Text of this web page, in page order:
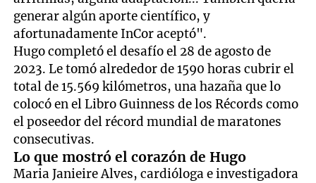
generar algún aporte científico, y
afortunadamente InCor aceptó".
Hugo completó el desafío el 28 de agosto de
2023. Le tomó alrededor de 1590 horas cubrir el
total de 15.569 kilómetros, una hazaña que lo
colocó en el Libro Guinness de los Récords como
el poseedor del récord mundial de maratones
consecutivas.
Lo que mostró el corazón de Hugo
Maria Janieire Alves, cardióloga e investigadora